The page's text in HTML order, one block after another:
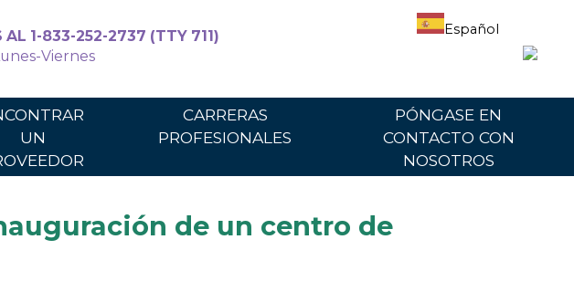
AL 1-833-252-2737 (TTY 711)
Viernes
Español
cuidadores Para los participantes Para proveedores Portal del proveedor
UN
CARRERAS
PROFESIONALES
PÓNGASE EN
CONTACTO CON
NOSOTROS
de un centro de